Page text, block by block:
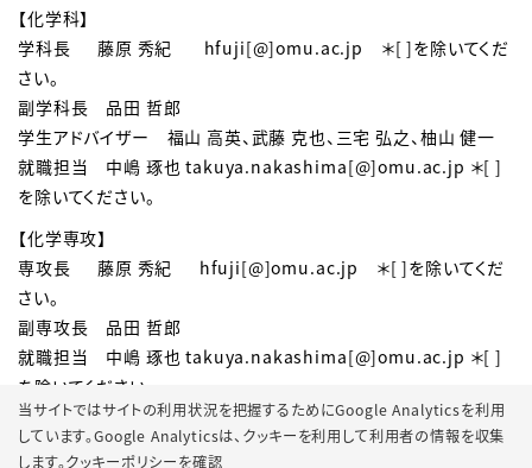
当サイトではサイトの利用状況を把握するためにGoogle Analyticsを利用
しています。Google Analyticsは、 クッキーを利用して利用者の情報を収集
します。クッキーポリシーを確認
【化学科】
学科長 藤原 秀紀 hfuji[@]omu.ac.jp ＊[ ]を除いてくだ
さい。
副学科長 品田 哲郎
学生アドバイザー 福山 高英、武藤 克也、三宅 弘之、柚山 健一
就職担当 中嶋 琢也 takuya.nakashima[@]omu.ac.jp ＊[ ]
を除いてください。
【化学専攻】
専攻長 藤原 秀紀 hfuji[@]omu.ac.jp
＊[ ]を除いてくだ
さい。
副専攻長 品田 哲郎
就職担当 中嶋 琢也 takuya.nakashima[@]omu.ac.jp ＊[ ]
を除いてください。